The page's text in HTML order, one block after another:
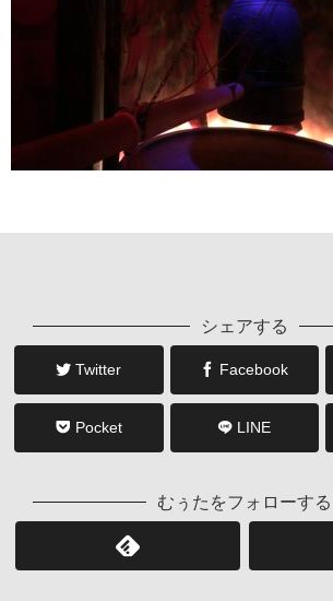
シェアする
Twitter Facebook
Pocket LINE
むぅたをフォローする